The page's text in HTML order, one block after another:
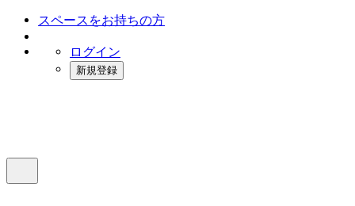
スペースをお持ちの方
ログイン
新規登録